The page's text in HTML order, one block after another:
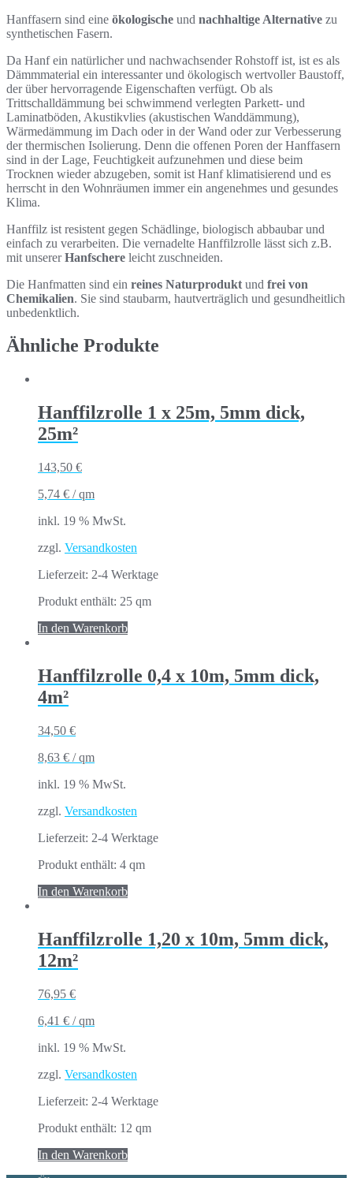
Hanffasern sind eine ökologische und nachhaltige Alternative zu
synthetischen Fasern.
Da Hanf ein natürlicher und nachwachsender Rohstoff ist, ist es als
Dämmmaterial ein interessanter und ökologisch wertvoller Baustoff,
der über hervorragende Eigenschaften verfügt. Ob als
Trittschalldämmung bei schwimmend verlegten Parkett- und
Laminatböden, Akustikvlies (akustischen Wanddämmung),
Wärmedämmung im Dach oder in der Wand oder zur Verbesserung
der thermischen Isolierung. Denn die offenen Poren der Hanffasern
sind in der Lage, Feuchtigkeit aufzunehmen und diese beim
Trocknen wieder abzugeben, somit ist Hanf klimatisierend und es
herrscht in den Wohnräumen immer ein angenehmes und gesundes
Klima.
Hanffilz ist resistent gegen Schädlinge, biologisch abbaubar und
einfach zu verarbeiten. Die vernadelte Hanffilzrolle lässt sich z.B.
mit unsererHanfschere leicht zuschneiden.
Die Hanfmatten sind ein reines Naturprodukt und frei von
Chemikalien. Sie sind staubarm, hautverträglich und gesundheitlich
unbedenktlich.
Ähnliche Produkte
Hanffilzrolle 1 x 25m, 5mm dick,
25m²
143,50 €
5,74 € /qm
inkl. 19 % MwSt.
zzgl. Versandkosten
Lieferzeit: 2-4 Werktage
Produkt enthält: 25 qm
In den Warenkorb
Hanffilzrolle 0,4 x 10m, 5mm dick,
4m²
34,50 €
8,63 € /qm
inkl. 19 % MwSt.
zzgl. Versandkosten
Lieferzeit: 2-4 Werktage
Produkt enthält: 4 qm
In den Warenkorb
Hanffilzrolle 1,20 x 10m, 5mm dick,
12m²
76,95 €
6,41 € /qm
inkl. 19 % MwSt.
zzgl. Versandkosten
Lieferzeit: 2-4 Werktage
Produkt enthält: 12 qm
In den Warenkorb